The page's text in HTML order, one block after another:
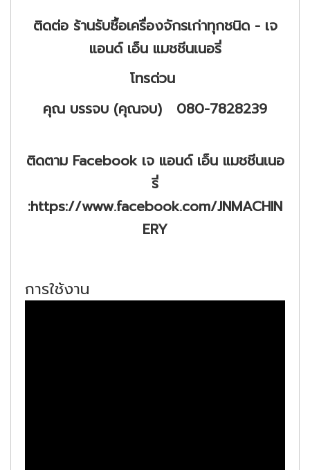
ติดต่อ ร้านรับซื้อเครื่องจักรเก่าทุกชนิด - เจ
แอนด์ เอ็น แมชชีนเนอรี่
โทรด่วน
คุณ บรรจบ (คุณจบ) 080-7828239
ติดตาม Facebook เจ แอนด์ เอ็น แมชชีนเนอ
รี่
:https://www.facebook.com/JNMACHIN
ERY
การใช้งาน